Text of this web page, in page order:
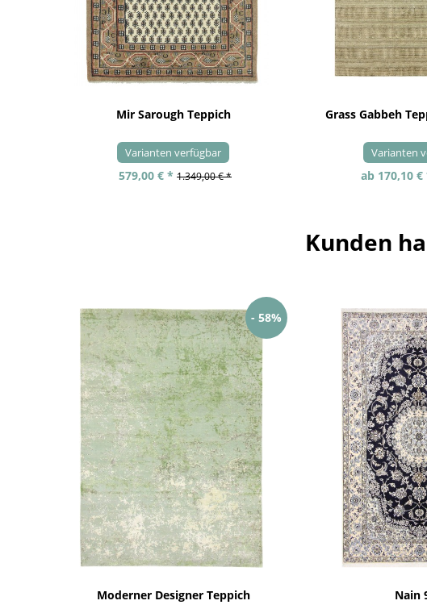
Mir Sarough Teppich
Varianten verfügbar
579,00 € * 1.349,00 € *
Grass Gabbeh
Varianten
ab 170,10 €
Kunden
- 58%
Moderner Designer Teppich Nain